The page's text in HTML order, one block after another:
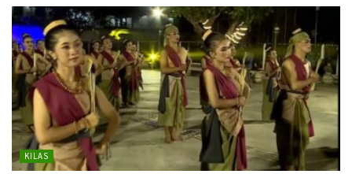
KILAS